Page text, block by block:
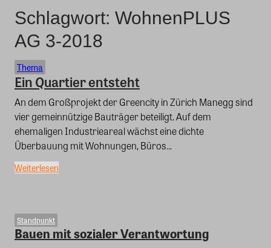
Schlagwort: WohnenPLUS
AG 3-2018
Thema
Ein Quartier entsteht
An dem Großprojekt der Greencity in Zürich Manegg sind
vier gemeinnützige Bauträger beteiligt. Auf dem
ehemaligen Industrieareal wächst eine dichte
Überbauung mit Wohnungen, Büros...
Weiterlesen
Standpunkt
Bauen mit sozialer Verantwortung